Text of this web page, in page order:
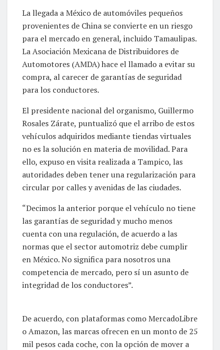
La llegada a México de automóviles pequeños
provenientes de China se convierte en un riesgo
para el mercado en general, incluido Tamaulipas.
La Asociación Mexicana de Distribuidores de
Automotores (AMDA) hace el llamado a evitar su
compra, al carecer de garantías de seguridad
para los conductores.
El presidente nacional del organismo, Guillermo
Rosales Zárate, puntualizó que el arribo de estos
vehículos adquiridos mediante tiendas virtuales
no es la solución en materia de movilidad. Para
ello, expuso en visita realizada a Tampico, las
autoridades deben tener una regularización para
circular por calles y avenidas de las ciudades.
“Decimos la anterior porque el vehículo no tiene
las garantías de seguridad y mucho menos
cuenta con una regulación, de acuerdo a las
normas que el sector automotriz debe cumplir
en México. No significa para nosotros una
competencia de mercado, pero sí un asunto de
integridad de los conductores”.
De acuerdo, con plataformas como MercadoLibre
o Amazon, las marcas ofrecen en un monto de 25
mil pesos cada coche, con la opción de mover a